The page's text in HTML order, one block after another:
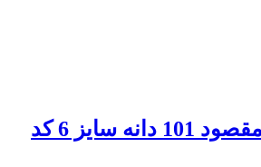
تسبیح شاه مقصود 101 دانه سایز 6 کد